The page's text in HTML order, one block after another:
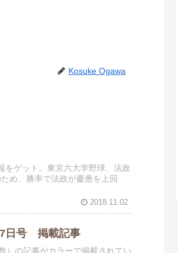
Kosuke Ogawa
をゲット。東京六大学野球、法政
め、勝率で法政が慶應を上回
2018.11.02
日号 掲載記事
）の記事がカラーで掲載されてい